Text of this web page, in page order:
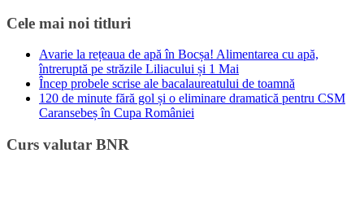
Cele mai noi titluri
Avarie la rețeaua de apă în Bocșa! Alimentarea cu apă,
întreruptă pe străzile Liliacului și 1 Mai
Încep probele scrise ale bacalaureatului de toamnă
120 de minute fără gol și o eliminare dramatică pentru CSM
Caransebeș în Cupa României
Curs valutar BNR